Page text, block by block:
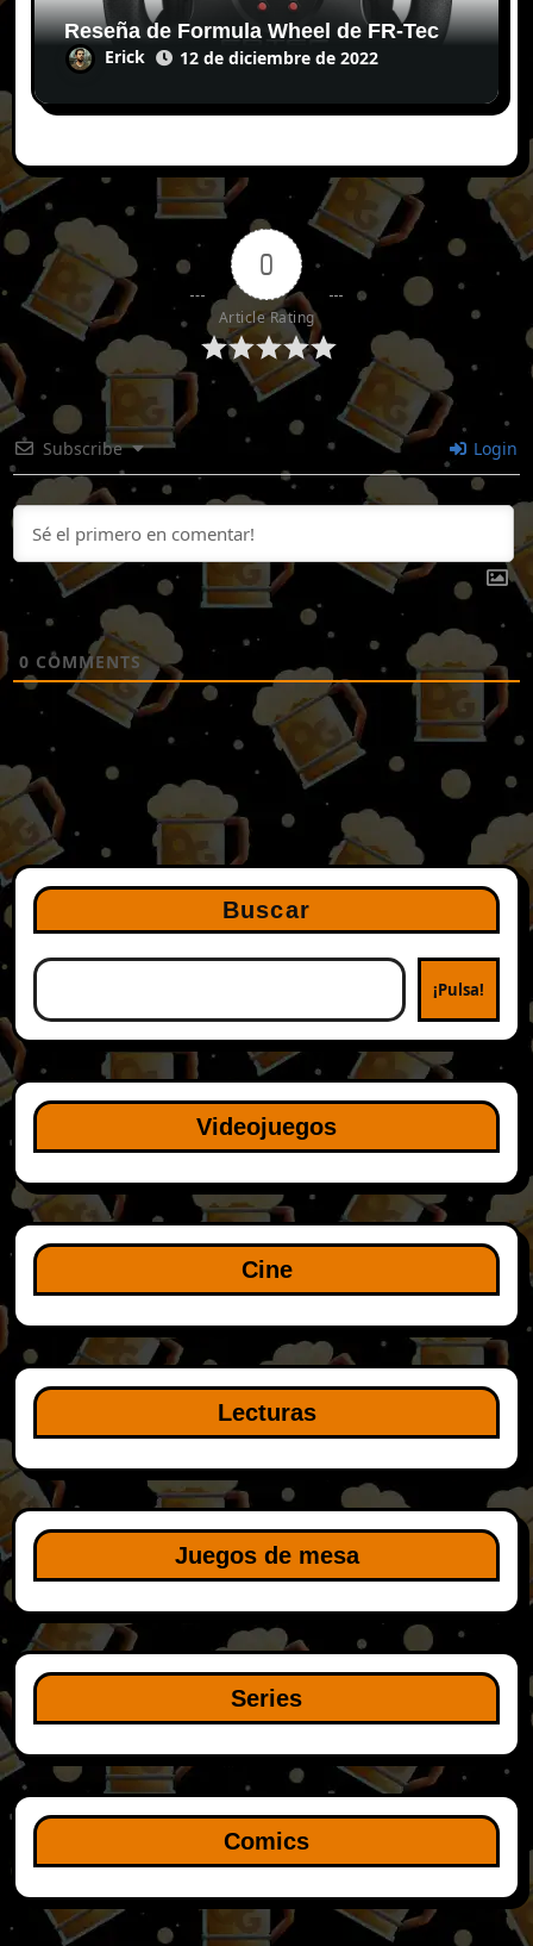
Reseña de Formula Wheel de FR-Tec
Erick 12 de diciembre de 2022
0
Article Rating
Subscribe Login
0 COMMENTS
Buscar
¡Pulsa!
Videojuegos
Cine
Lecturas
Juegos de mesa
Series
Comics